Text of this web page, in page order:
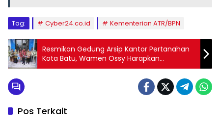
Tag: Cyber24.co.id Kementerian ATR/BPN
Resmikan Gedung Arsip Kantor Pertanahan
Kota Batu, Wamen Ossy Harapkan
Pelayanan Pertanahan Meningkat
Pos Terkait